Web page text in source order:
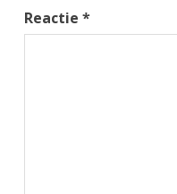
Reactie*